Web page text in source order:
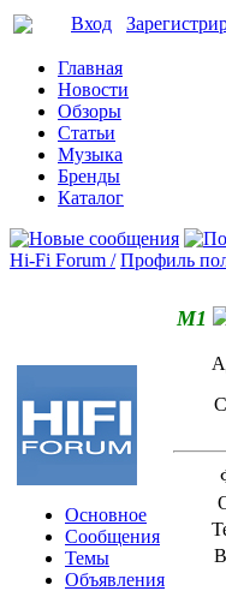
Вход
Главная
Новости
Обзоры
Статьи
Музыка
Бренды
Каталог
Hi-Fi Forum / Профиль
Основное
Сообщения
Темы
Объявления
M1